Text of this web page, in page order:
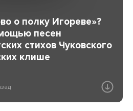
о полку Игореве»?
песен
стихов Чуковского
клише